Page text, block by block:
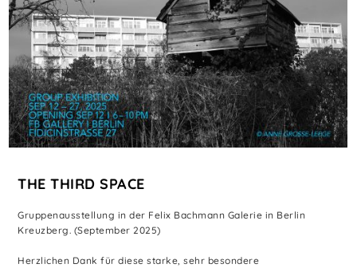
THE THIRD SPACE
Gruppenausstellung in der Felix Bachmann Galerie in Berlin
Kreuzberg. (September 2025)
Herzlichen Dank für diese starke, sehr besondere